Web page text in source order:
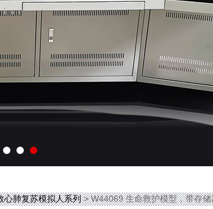
心肺复苏模拟人系列> W44069 生命救护模型，带存